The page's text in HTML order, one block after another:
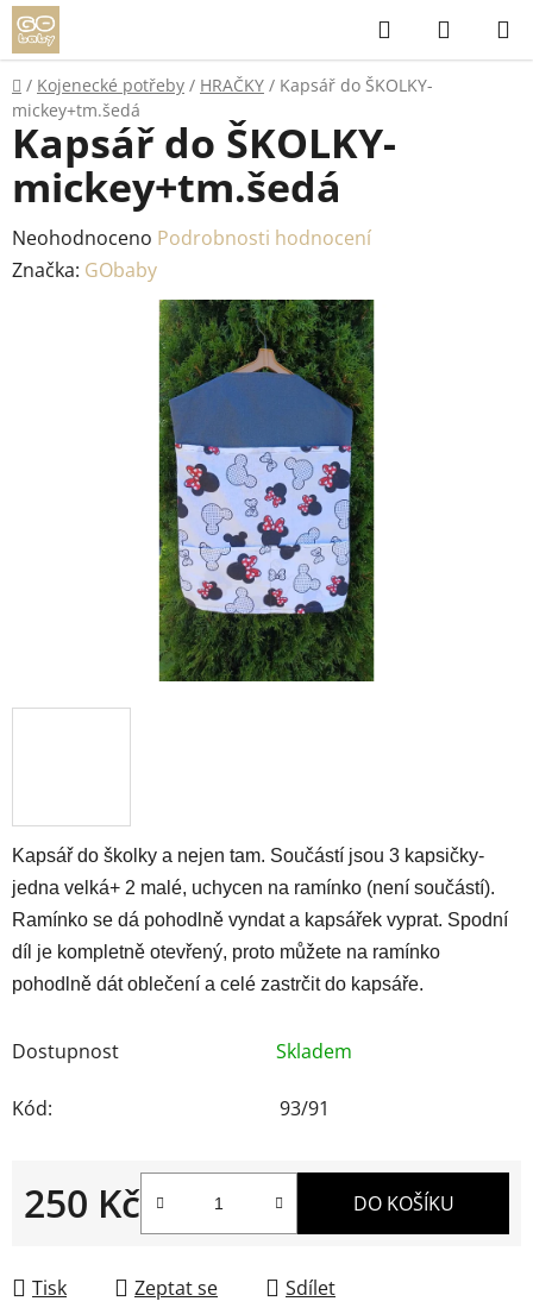
Přejít
na
obsah
Hledat
KOŠÍK
Domů
/ Kojenecké potřeby / HRAČKY / Kapsář do ŠKOLKY-
mickey+tm.šedá
Kapsář do školky a nejen tam. Součástí jsou 3 kapsičky-
jedna velká+ 2 malé, uchycen na ramínko (není součástí).
Ramínko se dá pohodlně vyndat a kapsářek vyprat. Spodní
díl je kompletně otevřený, proto můžete na ramínko
pohodlně dát oblečení a celé zastrčit do kapsáře.
Dostupnost Skladem
Kód: 93/91
250 Kč DO KOŠÍKU
Tisk Zeptat se Sdílet
Kapsář do ŠKOLKY-
mickey+tm.šedá
Průměrné
hodnocení
Neohodnoceno Podrobnosti hodnocení
Značka: GObaby